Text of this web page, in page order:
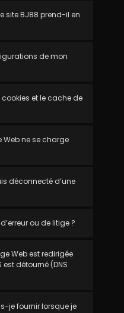
site BJ88 prend-il en
de mon
et le cache de
Web ne se charge
déconnecté d’une
ou de litige ?
Web est redirigée
est détourné (DNS
je fournir lorsque je